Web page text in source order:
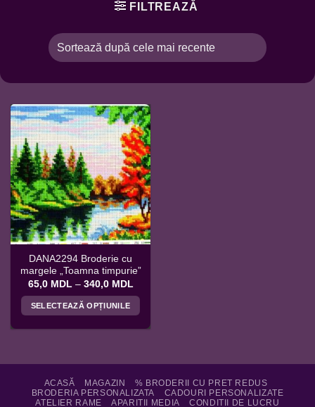
FILTREAZĂ
DANA2294 Broderie cu
margele „Toamna timpurie”
65,0 MDL – 340,0 MDL
prețuri:
65,0 MDL
la
SELECTEAZĂ OPȚIUNILE
mai
multe
variații.
ACASĂ MAGAZIN
% BRODERII CU PRET REDUS
BRODERIA PERSONALIZATA
CADOURI PERSONALIZATE
ATELIER RAME
APARITII MEDIA CONDITII DE LUCRU